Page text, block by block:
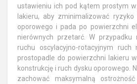
ustawieniu ich pod kątem prostym
lakieru, aby zminimalizować ryzyko
oporowego i pada po powierzchni
nierównych przetarć. W przypadku
ruchu oscylacyjno-rotacyjnym ruch
prostopadle do powierzchni lakieru
konstrukcję i ruch dysku oporowego.
zachować maksymalną